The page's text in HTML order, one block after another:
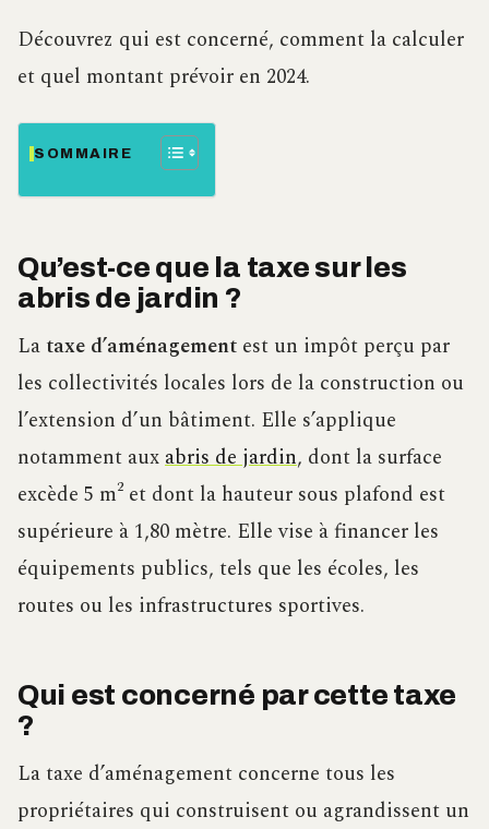
Découvrez qui est concerné, comment la calculer
et quel montant prévoir en 2024.
SOMMAIRE
Qu’est-ce que la taxe sur les
abris de jardin ?
La taxe d’aménagement est un impôt perçu par
les collectivités locales lors de la construction ou
l’extension d’un bâtiment. Elle s’applique
notamment auxabris de jardin, dont la surface
excède 5 m² et dont la hauteur sous plafond est
supérieure à 1,80 mètre. Elle vise à financer les
équipements publics, tels que les écoles, les
routes ou les infrastructures sportives.
Qui est concerné par cette taxe
?
La taxe d’aménagement concerne tous les
propriétaires qui construisent ou agrandissent un